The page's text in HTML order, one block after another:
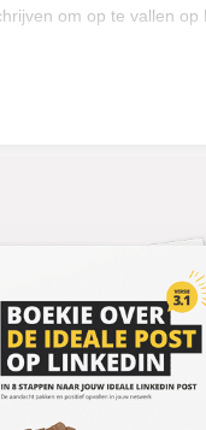
om op te vallen op